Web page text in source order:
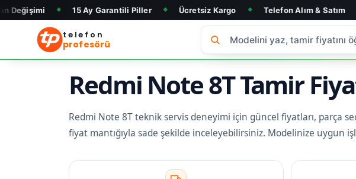
15 Ay Garantili Piller ◆ Ücretsiz Kargo ◆ Telefon Alım & Satım ◆ Tüm
telefon
profesörü
Redmi Note 8T Tamir
Redmi Note 8T teknik servis deneyimi için güncel fiyatları, parça
fiyat mantığıyla sade şekilde inceleyebilirsiniz. Modelinize uygun